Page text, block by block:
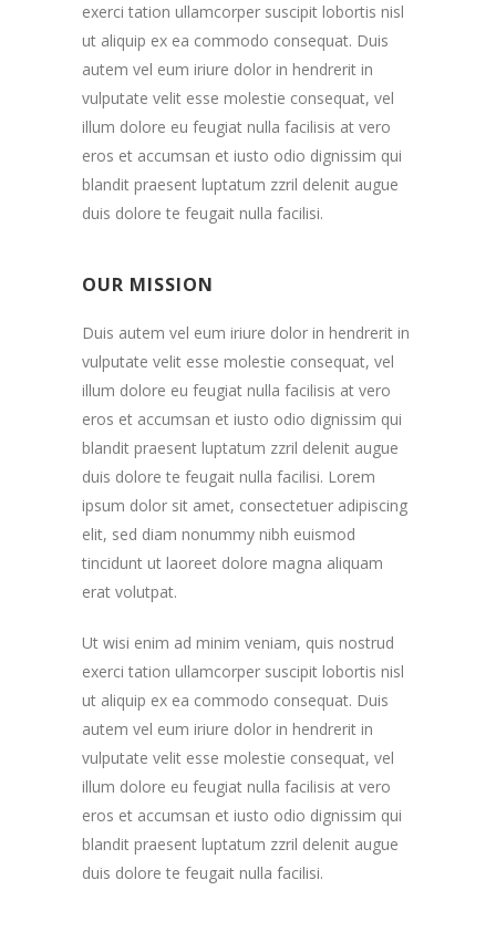
exerci tation ullamcorper suscipit lobortis nisl
ut aliquip ex ea commodo consequat. Duis
autem vel eum iriure dolor in hendrerit in
vulputate velit esse molestie consequat, vel
illum dolore eu feugiat nulla facilisis at vero
eros et accumsan et iusto odio dignissim qui
blandit praesent luptatum zzril delenit augue
duis dolore te feugait nulla facilisi.
OUR MISSION
Duis autem vel eum iriure dolor in hendrerit in
vulputate velit esse molestie consequat, vel
illum dolore eu feugiat nulla facilisis at vero
eros et accumsan et iusto odio dignissim qui
blandit praesent luptatum zzril delenit augue
duis dolore te feugait nulla facilisi. Lorem
ipsum dolor sit amet, consectetuer adipiscing
elit, sed diam nonummy nibh euismod
tincidunt ut laoreet dolore magna aliquam
erat volutpat.
Ut wisi enim ad minim veniam, quis nostrud
exerci tation ullamcorper suscipit lobortis nisl
ut aliquip ex ea commodo consequat. Duis
autem vel eum iriure dolor in hendrerit in
vulputate velit esse molestie consequat, vel
illum dolore eu feugiat nulla facilisis at vero
eros et accumsan et iusto odio dignissim qui
blandit praesent luptatum zzril delenit augue
duis dolore te feugait nulla facilisi.